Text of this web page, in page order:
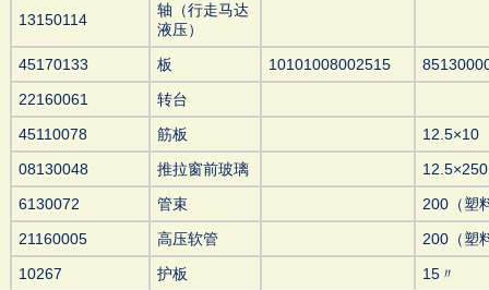
13150114
轴（行走马达
液压）
45170133
板 10101008002515
22160061
转台
45110078
筋板
12.5×10
08130048
推拉窗前玻璃
12.5×250
6130072
管束
200（塑
21160005
高压软管
200（塑
10267
护板
15〃